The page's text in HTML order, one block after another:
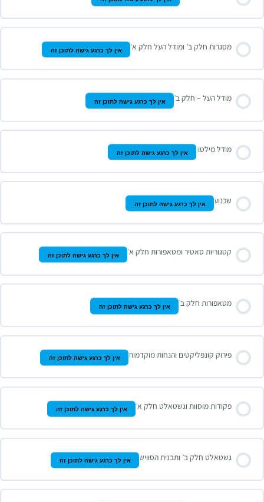
מסגרות חלק ב’ ומודל העל חלק א’ אין לך כרגע גישה לתוכן זה
מודל העל – חלק ב’ אין לך כרגע גישה לתוכן זה
מודל מילטון אין לך כרגע גישה לתוכן זה
שכנוע אין לך כרגע גישה לתוכן זה
קטגוריות סאטיר ומטאפורות חלק א’ אין לך כרגע גישה לתוכן זה
מטאפורות חלק ב’ אין לך כרגע גישה לתוכן זה
פירוק קונפליקטים והנחות מוקדמות אין לך כרגע גישה לתוכן זה
פקודות מוסוות וגשטאלט חלק א’ אין לך כרגע גישה לתוכן זה
גשטאלט חלק ב’ ותבנית הסוויש אין לך כרגע גישה לתוכן זה